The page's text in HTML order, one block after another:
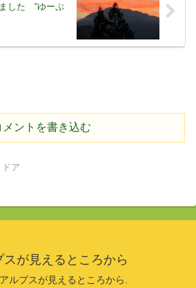
した “ゆーぷ
メントを書き込む
ドア
スが見えるところから
ルプスが見えるところから.